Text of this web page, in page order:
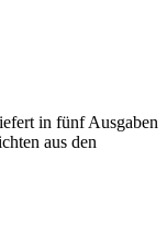
in fünf Ausgaben
aus den